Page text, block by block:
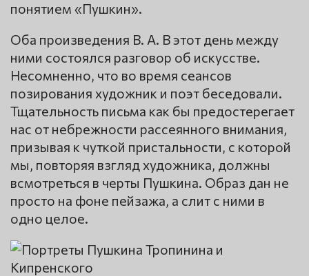
понятием «Пушкин».
Оба произведения В. А. В этот день между
ними состоялся разговор об искусстве.
Несомненно, что во время сеансов
позирования художник и поэт беседовали.
Тщательность письма как бы предостерегает
нас от небрежности рассеянного внимания,
призывая к чуткой пристальности, с которой
мы, повторяя взгляд художника, должны
всмотреться в черты Пушкина. Образ дан не
просто на фоне пейзажа, а слит с ними в
одно целое.